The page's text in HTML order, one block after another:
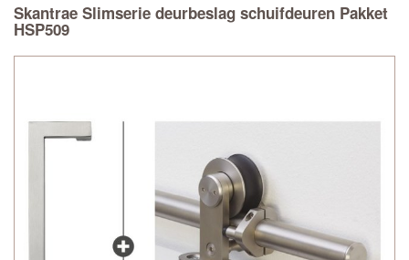
Skantrae Slimserie deurbeslag schuifdeuren Pakket
HSP509